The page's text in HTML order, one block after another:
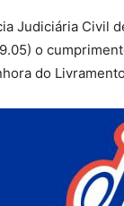
Judiciária Civil
o
do